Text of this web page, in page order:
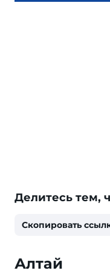
Делитесь тем,
Скопировать
Алтай